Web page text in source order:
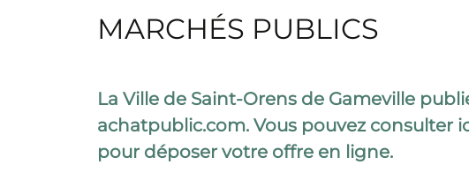
MARCHÉS PUBLICS
La Ville de Saint-Orens de Gameville
achatpublic.com. Vous pouvez consulter
pour déposer votre offre en ligne.